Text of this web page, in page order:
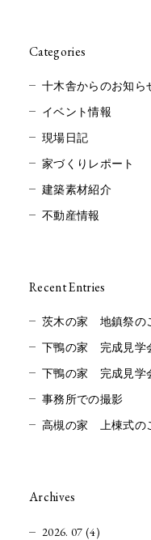
Categories
十木舎からのお知ら
イベント情報
現場日記
家づくりレポート
建築素材紹介
不動産情報
Recent Entries
茨木の家 地鎮祭の
下鴨の家 完成見学
下鴨の家 完成見学
事務所での撮影
高槻の家 上棟式の
Archives
2026. 07 (4)